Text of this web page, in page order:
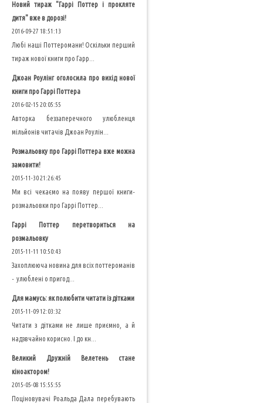
Новий тираж "Гаррі Поттер і прокляте
дитя" вже в дорозі!
2016-09-27 18:51:13
Любі наші Поттеромани! Оскільки перший
тираж нової книги про Гарр...
Джоан Роулінг оголосила про вихід нової
книги про Гаррі Поттера
2016-02-15 20:05:55
Авторка беззаперечного улюбленця
мільйонів читачів Джоан Роулін...
Розмальовку про Гаррі Поттера вже можна
замовити!
2015-11-30 21:26:45
Ми всі чекаємо на появу першої книги-
розмальовки про Гаррі Поттер...
Гаррі Поттер перетвориться на
розмальовку
2015-11-11 10:50:43
Захоплююча новина для всіх поттероманів
- улюблені о пригод...
Для мамусь: як полюбити читати із дітками
2015-11-09 12:03:32
Читати з дітками не лише приємно, а й
надзвчайно корисно. І до кн...
Великий Дружній Велетень стане
кіноактором!
2015-05-08 15:55:55
Поціновувачі Роальда Дала перебувають